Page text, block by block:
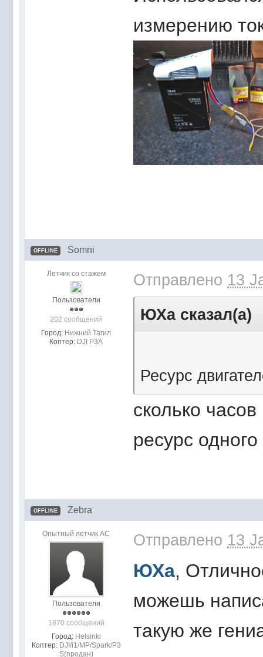
измерению
OFFLINE Somni
Летчик со стажем
Пользователи
202 сообщений
Город: Нижний Тагил
Коптер: DJI P3A
Отправлено 13
ЮХа сказал(а)
Ресурс
сколько
ресурс
OFFLINE Zebra
Опытный летчик АС
Пользователи
1870 сообщений
Город: Helsinki
Коптер: DJI/i1/MP/Spark/P3
S(продан)
Отправлено 13
ЮХа,
можешь
такую же